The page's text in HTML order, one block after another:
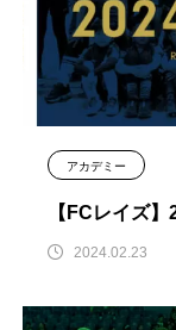
アカデミー
【FCレイズ
2024.02.23